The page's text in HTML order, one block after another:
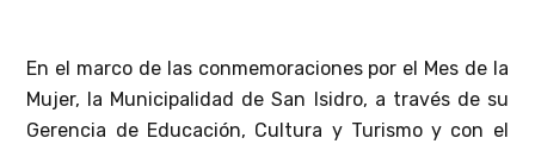
En el marco de las conmemoraciones por el Mes de la
Mujer, la Municipalidad de San Isidro, a través de su
Gerencia de Educación, Cultura y Turismo y con el